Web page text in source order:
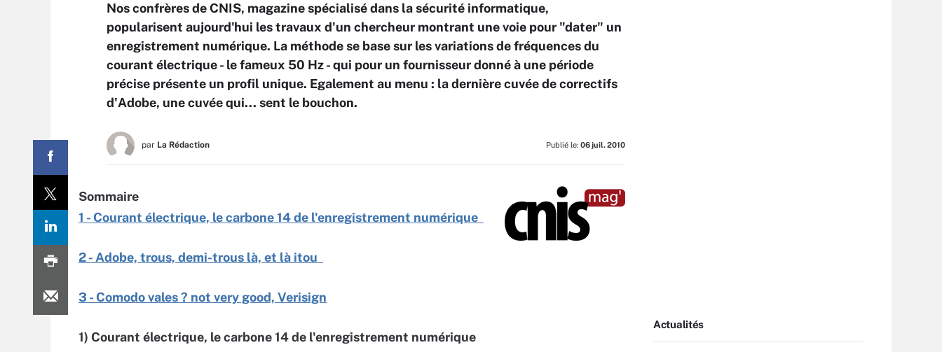
Nos confrères de CNIS, magazine spécialisé dans la sécurité informatique,
popularisent aujourd'hui les travaux d'un chercheur montrant une voie pour "dater" un
enregistrement numérique. La méthode se base sur les variations de fréquences du
courant électrique - le fameux 50 Hz - qui pour un fournisseur donné à une période
précise présente un profil unique. Egalement au menu : la dernière cuvée de correctifs
d'Adobe, une cuvée qui... sent le bouchon.
par La Rédaction Publié le: 06 juil. 2010
Sommaire
1 - Courant électrique, le carbone 14 de l'enregistrement numérique
2 - Adobe, trous, demi-trous là, et là itou
3 - Comodo vales ? not very good, Verisign
1) Courant électrique, le carbone 14 de l'enregistrement numérique
Actualités